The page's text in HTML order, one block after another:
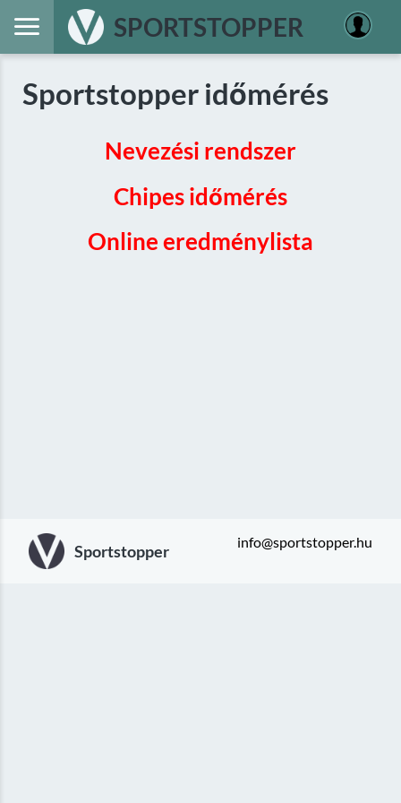
SPORTSTOPPER
Sportstopper időmérés
Nevezési rendszer
Chipes időmérés
Online eredménylista
Sportstopper info@sportstopper.hu